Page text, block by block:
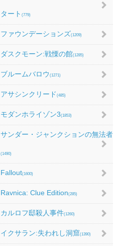
タート (779)
ファウンデーションズ(1209)
ダスクモーン:戦慄の館(1285)
ブルームバロウ (1271)
アサシンクリード (485)
モダンホライゾン3(1853)
サンダー・ジャンクションの無法者
(1490)
Fallout(1600)
Ravnica: Clue Edition(285)
カルロフ邸殺人事件(1260)
イクサラン:失われし洞窟(1390)